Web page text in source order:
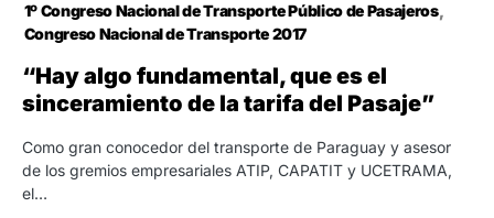
1º Congreso Nacional de Transporte Público de Pasajeros
Congreso Nacional de Transporte 2017
“Hay algo fundamental, que es el
sinceramiento de la tarifa del Pasaje”
Como gran conocedor del transporte de Paraguay y asesor
de los gremios empresariales ATIP, CAPATIT y UCETRAMA,
el…